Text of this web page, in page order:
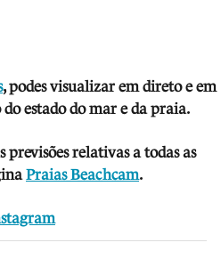
, podes visualizar em direto e em
estado do mar e da praia.
relativas a todas as
Praias Beachcam.